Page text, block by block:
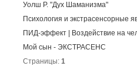
Уолш Р. "Дух Шаманизма"
Психология и экстрасенсорные
ПИД-эффект | Воздействие на
Мой сын - ЭКСТРАСЕНС
Страницы: 1